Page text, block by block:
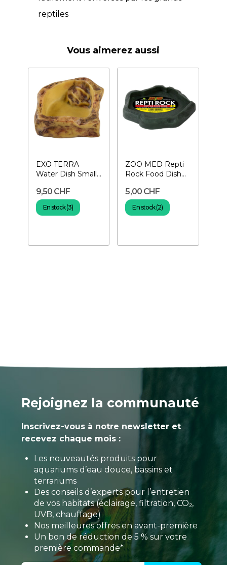
reptiles
Vous aimerez aussi
EXO TERRA
Water Dish Small-
pour reptiles
9,50 CHF
En stock (3)
ZOO MED Repti
Rock Food Dish
pour reptiles
5,00 CHF
En stock (2)
Rejoignez la communauté
Inscrivez-vous à notre newsletter et
recevez chaque mois :
Les nouveautés produits pour
aquariums d’eau douce, bassins et
terrariums
Des conseils d’experts pour l’entretien
de vos habitats (éclairage, filtration, CO₂,
UVB, chauffage)
Nos meilleures offres en avant-première
Un bon de réduction de 5 % sur votre
première commande*